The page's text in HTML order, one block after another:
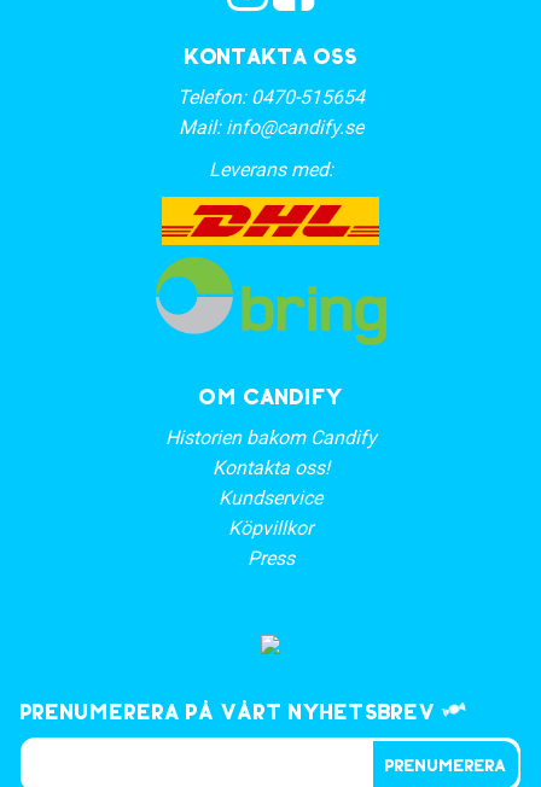
Kontakta oss
Telefon: 0470-515654
Mail: info@candify.se
Leverans med:
OM CANDIFY
Historien bakom Candify
Kontakta oss!
Kundservice
Köpvillkor
Press
Prenumerera på vårt nyhetsbrev
PRENUMERERA